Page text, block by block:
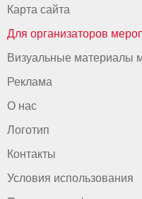
Карта сайта
Для организаторов
Визуальные материалы
Реклама
О нас
Логотип
Контакты
Условия использования